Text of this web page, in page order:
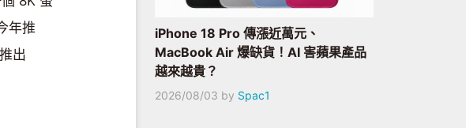
年推
出
iPhone 18 Pro 傳漲近萬元、
MacBook Air 爆缺貨！AI 害蘋果產品
越來越貴？
2026/08/03 by Spac1